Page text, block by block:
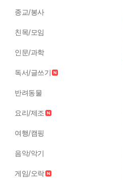
종교/봉사
친목/모임
인문/과학
독서/글쓰기
반려동물
요리/제조
여행/캠핑
음악/악기
게임/오락